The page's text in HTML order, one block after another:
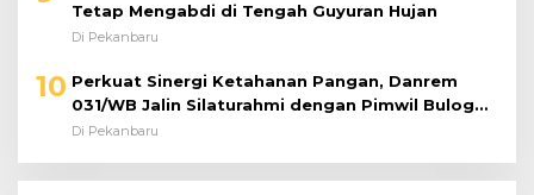
Tetap Mengabdi di Tengah Guyuran Hujan
Di Pekanbaru
10 Perkuat Sinergi Ketahanan Pangan, Danrem
031/WB Jalin Silaturahmi dengan Pimwil Bulog
Riau dan Kepri
Di Pekanbaru